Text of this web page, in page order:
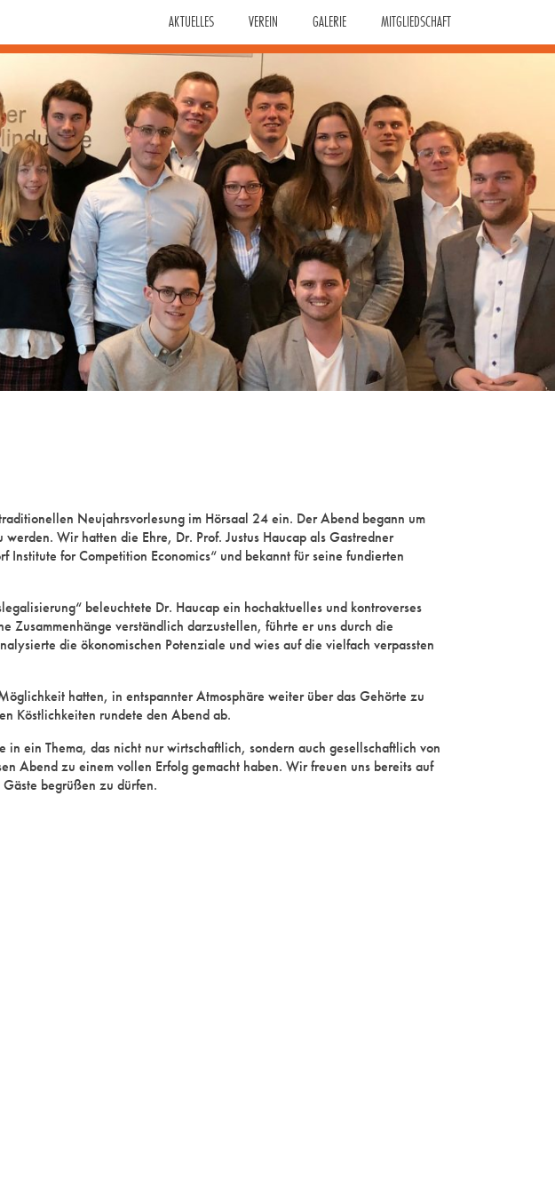
AKTUELLES VEREIN GALERIE MITGLIEDSCHAFT
Neujahrsvorlesung im Hörsaal 24 ein. Der Abend begann um
Wir hatten die Ehre, Dr. Prof. Justus Haucap als Gastredner
for Competition Economics“ und bekannt für seine fundierten
beleuchtete Dr. Haucap ein hochaktuelles und kontroverses
Zusammenhänge verständlich darzustellen, führte er uns durch die
die ökonomischen Potenziale und wies auf die vielfach verpassten
hatten, in entspannter Atmosphäre weiter über das Gehörte zu
Köstlichkeiten rundete den Abend ab.
ein Thema, das nicht nur wirtschaftlich, sondern auch gesellschaftlich von
Abend zu einem vollen Erfolg gemacht haben. Wir freuen uns bereits auf
begrüßen zu dürfen.